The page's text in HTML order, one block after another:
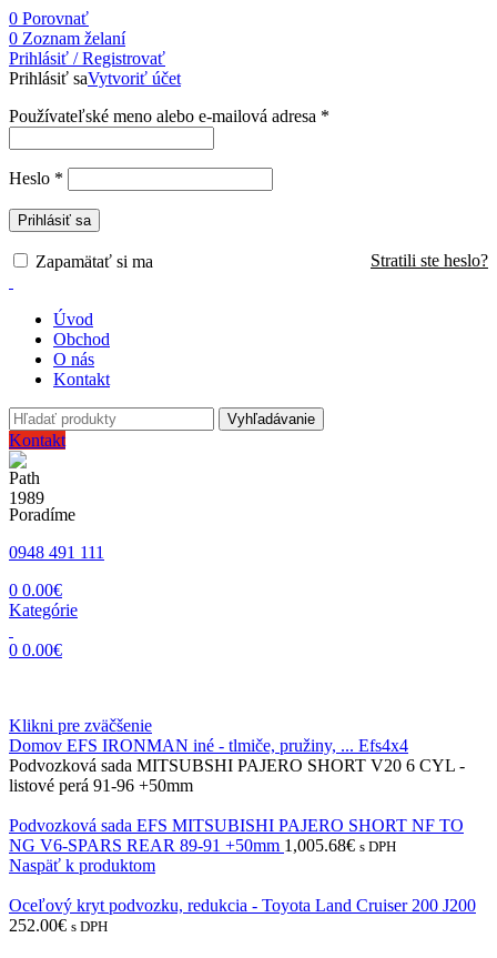
0 Porovnať
0 Zoznam želaní
Prihlásiť / Registrovať
Prihlásiť saVytvoriť účet
Používateľské meno alebo e-mailová adresa *
Heslo *
Prihlásiť sa
Stratili ste heslo?
Zapamätať si ma
Úvod
Obchod
O nás
Kontakt
Vyhľadávanie
Kontakt
Poradíme
0948 491 111
0 0.00€
Kategórie
0 0.00€
Klikni pre zväčšenie
Domov EFS IRONMAN iné - tlmiče, pružiny, ... Efs4x4
Podvozková sada MITSUBSHI PAJERO SHORT V20 6 CYL -
listové perá 91-96 +50mm
Podvozková sada EFS MITSUBISHI PAJERO SHORT NF TO
NG V6-SPARS REAR 89-91 +50mm 1,005.68€ s DPH
Naspäť k produktom
Oceľový kryt podvozku, redukcia - Toyota Land Cruiser 200 J200
252.00€ s DPH